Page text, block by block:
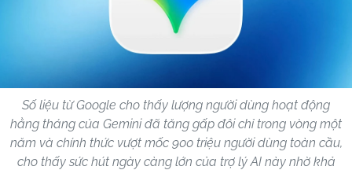
Số liệu từ Google cho thấy lượng người dùng hoạt động
hằng tháng của Gemini đã tăng gấp đôi chỉ trong vòng một
năm và chính thức vượt mốc 900 triệu người dùng toàn cầu,
cho thấy sức hút ngày càng lớn của trợ lý AI này nhờ khả